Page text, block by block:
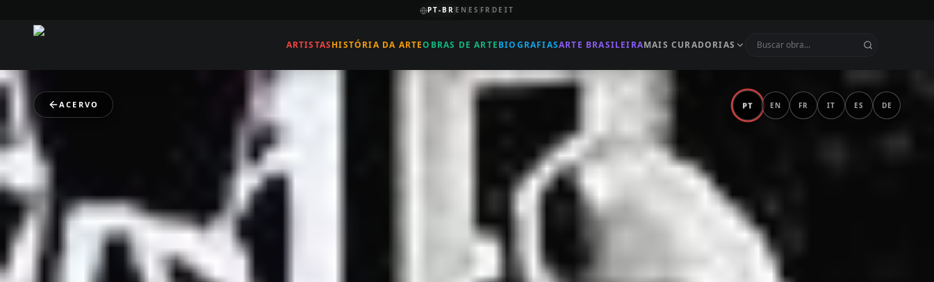
PT-BR EN ES FR DE IT
ARTISTASHISTÓRIA DA ARTEOBRAS DE ARTEBIOGRAFIASARTE BRASILEIRAMAIS CURADORIAS
ACERVO PT EN FR IT ES DE